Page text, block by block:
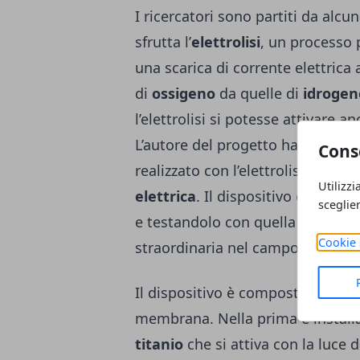
Cookie
I ricercatori sono partiti da
sfrutta l’elettrolisi, un processo
una scarica di corrente elettrica
di ossigeno da quelle di
l’elettrolisi si potesse attivare
L’autore del progetto ha
realizzato con l’elettrolisi è
elettrica. Il dispositivo
e testandolo con quella
straordinaria nel campo delle
Il dispositivo è composto da
membrana. Nella prima è
titanio che si attiva con la luce